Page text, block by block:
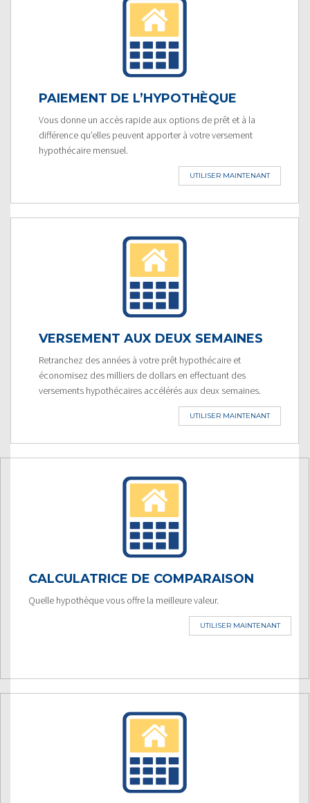
PAIEMENT DE L’HYPOTHÈQUE
Vous donne un accès rapide aux options de prêt et à la
différence qu’elles peuvent apporter à votre versement
hypothécaire mensuel.
UTILISER MAINTENANT
VERSEMENT AUX DEUX SEMAINES
Retranchez des années à votre prêt hypothécaire et
économisez des milliers de dollars en effectuant des
versements hypothécaires accélérés aux deux semaines.
UTILISER MAINTENANT
CALCULATRICE DE COMPARAISON
Quelle hypothèque vous offre la meilleure valeur.
UTILISER MAINTENANT